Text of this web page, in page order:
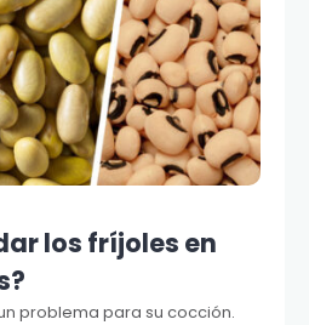
los fríjoles en
problema para su cocción.